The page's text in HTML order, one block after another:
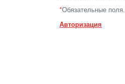
*Обязательные поля.
Авторизация